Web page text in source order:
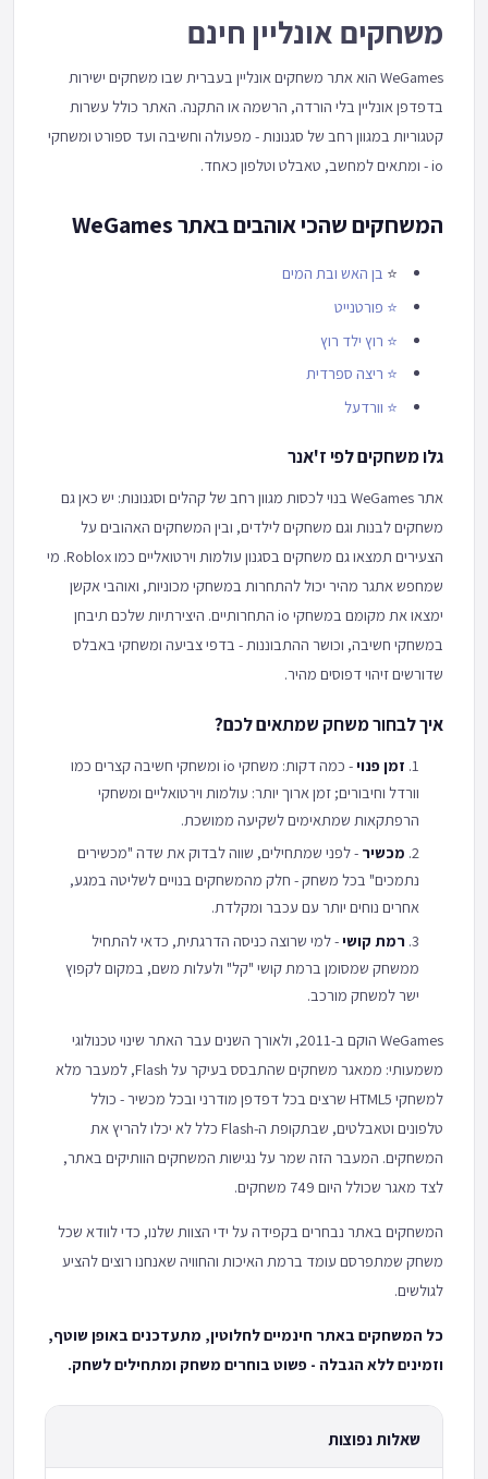
משחקים אונליין חינם
WeGames הוא אתר משחקים אונליין בעברית שבו משחקים ישירות
בדפדפן אונליין בלי הורדה, הרשמה או התקנה. האתר כולל עשרות
קטגוריות במגוון רחב של סגנונות - מפעולה וחשיבה ועד ספורט ומשחקי
io - ומתאים למחשב, טאבלט וטלפון כאחד.
המשחקים שהכי אוהבים באתר WeGames
⭐ בן האש ובת המים
⭐ פורטנייט
⭐ רוץ ילד רוץ
⭐ ריצה ספרדית
⭐ וורדעל
גלו משחקים לפי ז'אנר
אתר WeGames בנוי לכסות מגוון רחב של קהלים וסגנונות: יש כאן גם
משחקים לבנות וגם משחקים לילדים, ובין המשחקים האהובים על
הצעירים תמצאו גם משחקים בסגנון עולמות וירטואליים כמו Roblox. מי
שמחפש אתגר מהיר יכול להתחרות במשחקי מכוניות, ואוהבי אקשן
ימצאו את מקומם במשחקי io התחרותיים. היצירתיות שלכם תיבחן
במשחקי חשיבה, וכושר ההתבוננות - בדפי צביעה ומשחקי באבלס
שדורשים זיהוי דפוסים מהיר.
איך לבחור משחק שמתאים לכם?
זמן פנוי
- כמה דקות: משחקי io ומשחקי חשיבה קצרים כמו
וורדל וחיבורים; זמן ארוך יותר: עולמות וירטואליים ומשחקי
הרפתקאות שמתאימים לשקיעה ממושכת.
מכשיר - לפני שמתחילים, שווה לבדוק את שדה "מכשירים
נתמכים" בכל משחק - חלק מהמשחקים בנויים לשליטה במגע,
אחרים נוחים יותר עם עכבר ומקלדת.
רמת קושי- למי שרוצה כניסה הדרגתית, כדאי להתחיל
ממשחק שמסומן ברמת קושי "קל" ולעלות משם, במקום לקפוץ
ישר למשחק מורכב.
WeGames הוקם ב-2011, ולאורך השנים עבר האתר שינוי טכנולוגי
משמעותי: ממאגר משחקים שהתבסס בעיקר על Flash, למעבר מלא
למשחקי HTML5 שרצים בכל דפדפן מודרני ובכל מכשיר - כולל
טלפונים וטאבלטים, שבתקופת ה-Flash כלל לא יכלו להריץ את
המשחקים. המעבר הזה שמר על נגישות המשחקים הוותיקים באתר,
לצד מאגר שכולל היום 749 משחקים.
המשחקים באתר נבחרים בקפידה על ידי הצוות שלנו, כדי לוודא שכל
משחק שמתפרסם עומד ברמת האיכות והחוויה שאנחנו רוצים להציע
לגולשים.
כל המשחקים באתר חינמיים לחלוטין, מתעדכנים באופן שוטף,
וזמינים ללא הגבלה - פשוט בוחרים משחק ומתחילים לשחק.
שאלות נפוצות